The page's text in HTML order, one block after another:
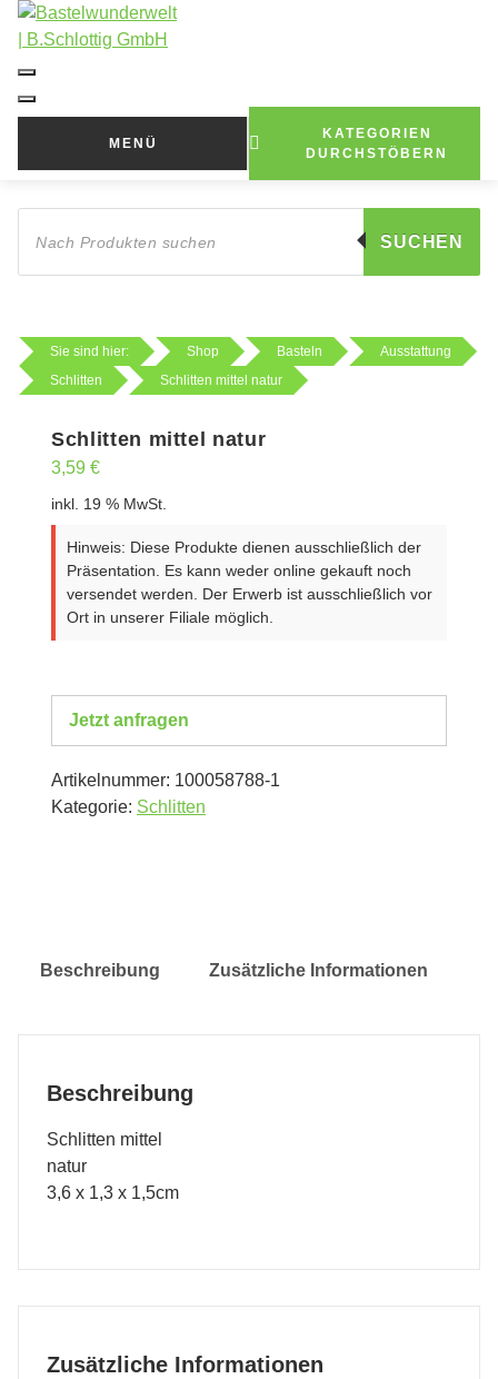
Zum
Inhalt
springen
MENÜ
KATEGORIEN
DURCHSTÖBERN
Products
search
SUCHEN
Sie sind hier: Shop Basteln
Ausstattung
Schlitten
Schlitten mittel natur
Schlitten mittel natur
3,59 €
inkl. 19 % MwSt.
Hinweis: Diese Produkte dienen ausschließlich der
Präsentation. Es kann weder online gekauft noch
versendet werden. Der Erwerb ist ausschließlich vor
Ort in unserer Filiale möglich.
Jetzt anfragen
Artikelnummer: 100058788-1
Kategorie: Schlitten
Beschreibung Zusätzliche Informationen
Beschreibung
Schlitten mittel
natur
3,6 x 1,3 x 1,5cm
Zusätzliche Informationen